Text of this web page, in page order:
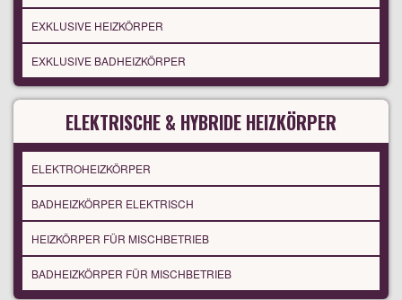
EXKLUSIVE HEIZKÖRPER
EXKLUSIVE BADHEIZKÖRPER
ELEKTRISCHE & HYBRIDE HEIZKÖRPER
ELEKTROHEIZKÖRPER
BADHEIZKÖRPER ELEKTRISCH
HEIZKÖRPER FÜR MISCHBETRIEB
BADHEIZKÖRPER FÜR MISCHBETRIEB